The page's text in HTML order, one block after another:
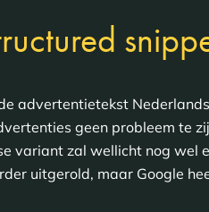
advertentietekst
geen probleem te
variant zal wellicht nog wel
uitgerold, maar Google